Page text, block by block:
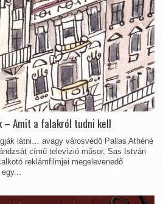
– Amit a falakról tudni kell
látni… avagy városvédő Pallas Athéné
című televízió műsor, Sas István
reklámfilmjei megelevenedő